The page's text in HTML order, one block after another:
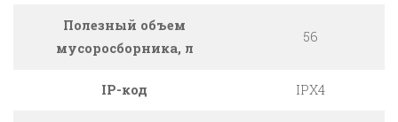
Полезный объем
мусоросборника, л
56
IP-код IPX4